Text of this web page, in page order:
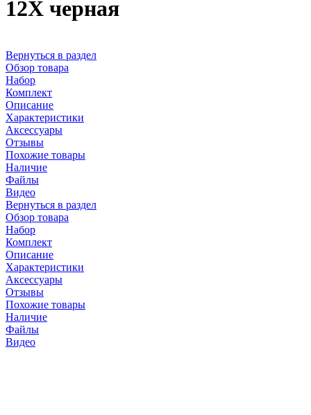
12X черная
Вернуться в раздел
Обзор товара
Набор
Комплект
Описание
Характеристики
Аксессуары
Отзывы
Похожие товары
Наличие
Файлы
Видео
Вернуться в раздел
Обзор товара
Набор
Комплект
Описание
Характеристики
Аксессуары
Отзывы
Похожие товары
Наличие
Файлы
Видео